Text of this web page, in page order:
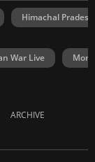
Himachal
War Live
ARCHIVE